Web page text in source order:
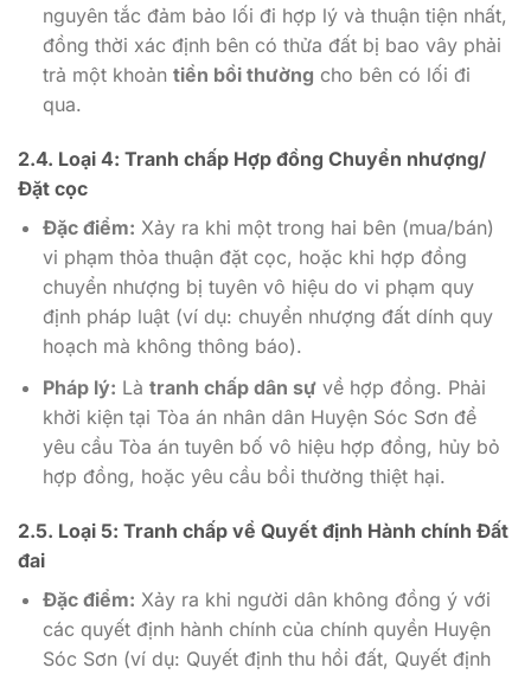
nguyên tắc đảm bảo lối đi hợp lý và thuận tiện nhất,
đồng thời xác định bên có thửa đất bị bao vây phải
trả một khoản tiền bồi thường cho bên có lối đi
qua.
2.4. Loại 4: Tranh chấp Hợp đồng Chuyển nhượng/
Đặt cọc
Đặc điểm: Xảy ra khi một trong hai bên (mua/bán)
vi phạm thỏa thuận đặt cọc, hoặc khi hợp đồng
chuyển nhượng bị tuyên vô hiệu do vi phạm quy
định pháp luật (ví dụ: chuyển nhượng đất dính quy
hoạch mà không thông báo).
Pháp lý: Là tranh chấp dân sựvề hợp đồng. Phải
khởi kiện tại Tòa án nhân dân Huyện Sóc Sơn để
yêu cầu Tòa án tuyên bố vô hiệu hợp đồng, hủy bỏ
hợp đồng, hoặc yêu cầu bồi thường thiệt hại.
2.5. Loại 5: Tranh chấp về Quyết định Hành chính Đất
đai
Đặc điểm: Xảy ra khi người dân không đồng ý với
các quyết định hành chính của chính quyền Huyện
Sóc Sơn (ví dụ: Quyết định thu hồi đất, Quyết định